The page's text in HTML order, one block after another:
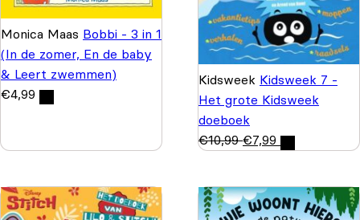
Monica Maas Bobbi - 3 in 1
(In de zomer, En de baby
& Leert zwemmen)
€4,99
Kidsweek Kidsweek 7 -
Het grote Kidsweek
doeboek
€10,99 €7,99